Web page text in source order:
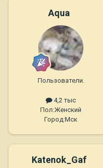
Aqua
Пользователи.
4,2 тыс
Пол:Женский
Город:Мск
Katenok_Gaf